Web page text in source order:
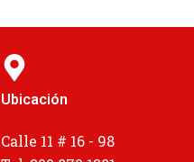
Ubicación
Calle 11 # 16 - 98